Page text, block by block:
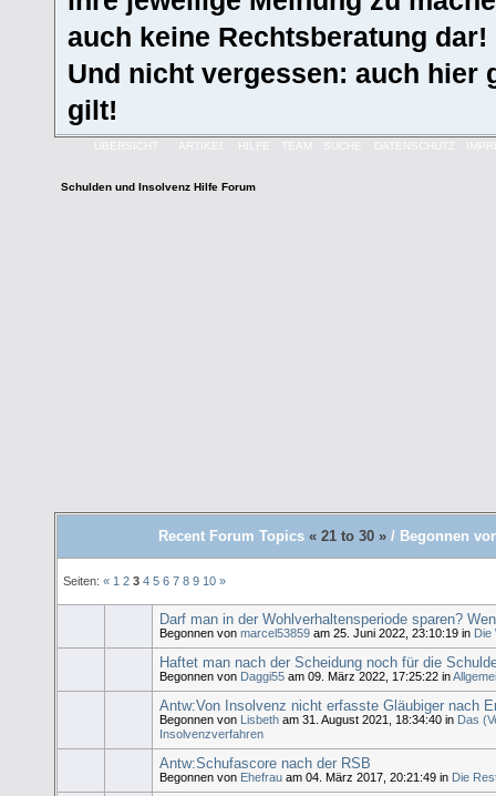
auch keine Rechtsberatung dar!
Und nicht vergessen: auch hier
gilt!
ÜBERSICHT ARTIKEL HILFE TEAM SUCHE DATENSCHUTZ
Schulden und Insolvenz Hilfe Forum
Recent Forum Topics « 21 to 30 » / Begonnen
Seiten:« 1 2 3 4 5 6 7 8 9 10 »
Darf man in der Wohlverhaltensperiode sparen?
Begonnen vonmarcel53859 am 25. Juni 2022, 23:10:19 in Die
Haftet man nach der Scheidung noch für die
Begonnen von Daggi55 am 09. März 2022, 17:25:22 in
Antw:Von Insolvenz nicht erfasste Gläubiger nach
Begonnen von Lisbeth am 31. August 2021, 18:34:40 in Das
Insolvenzverfahren
Antw:Schufascore nach der RSB
Begonnen von Ehefrau am 04. März 2017, 20:21:49 in Die